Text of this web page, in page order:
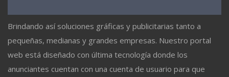
Brindando así soluciones gráficas y publicitarias tanto a
pequeñas, medianas y grandes empresas. Nuestro portal
web está diseñado con última tecnología donde los
anunciantes cuentan con una cuenta de usuario para que